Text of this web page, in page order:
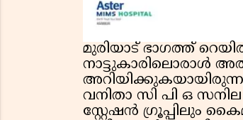
മുരിയാട് ഭാഗത്ത്
നാട്ടുകാരിലൊരാൾ
വനിതാ സി പി ഒ
സ്റ്റേഷൻ ഗ്രൂപ്പിലും